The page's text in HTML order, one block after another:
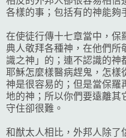
各樣的事；包括有的神能夠
在使徒行傳十七章當中，保
典人敬拜各種神，在他們所
識之神」的；連不認識的神
耶穌怎麼樣醫病趕鬼，怎樣
神是很容易的；但是當保羅
地的神；所以你們要遠離其
守住卻很難。
和猷太人相比，外邦人除了